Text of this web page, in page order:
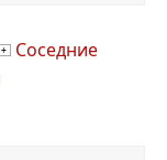
+ Соседние